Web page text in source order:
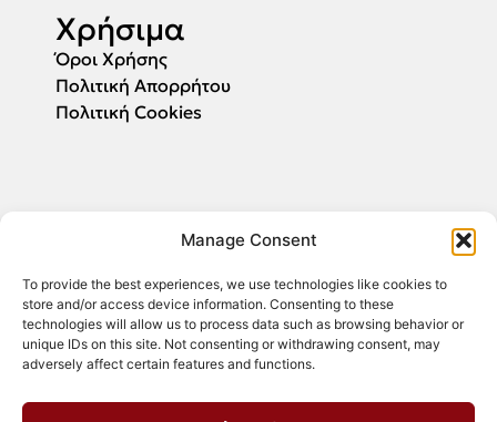
Manage Consent
To provide the best experiences, we use technologies like cookies to
store and/or access device information. Consenting to these
technologies will allow us to process data such as browsing behavior or
unique IDs on this site. Not consenting or withdrawing consent, may
adversely affect certain features and functions.
Χρήσιμα
Όροι Χρήσης
Πολιτική Απορρήτου
Πολιτική Cookies
Συμπληρώστε το email σας και θα σας
αιτήσεων.